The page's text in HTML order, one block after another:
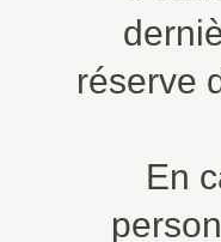
réserve
En